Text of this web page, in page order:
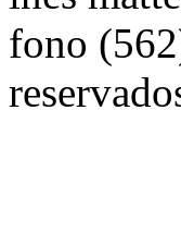
fono